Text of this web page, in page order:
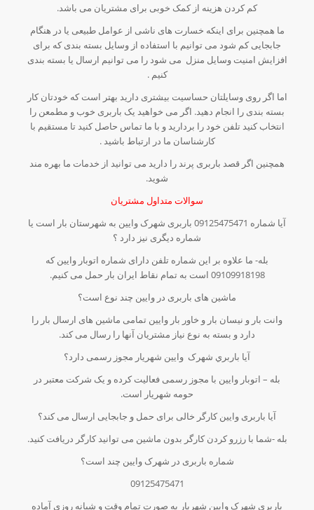
کم کردن هزینه از کمک خوبی برای مشتریان می باشد.
ما همچنین برای اینکه خسارت های ناشی از عوامل طبیعی یا در هنگام
جابجایی کم شود می توانیم با استفاده از وسایل بسته بندی که برای
افزایش امنیت وسایل منزل می شود را می توانیم ارسال یا بسته بندی
کنیم .
اما اگر روی وسایلتان حساسیت بیشتری دارید بهتر است که خودتان کار
بسته بندی را انجام دهید. اگر می خواهید یک باربری خوب و مطمعن را
انتخاب کنید تلفن خود را بردارید و با ما تماس حاصل کنید تا مستقیم با
کارشناسان ما در ارتباط باشید .
همچنین اگر قصد باربری پرند را دارید می توانید از خدمات ما بهره مند
شوید.
سوالات متداول مشتریان
آیا شماره 09125475471 باربری شهرک وایین به شهرستان بار است یا
شماره دیگری نیز دارد ؟
بله- ما علاوه بر این شماره تلفن دارای شماره اتوبار وایین که
09109918198 است به تمام نقاط ایران بار حمل می کنیم.
ماشین های باربری در وایین چند نوع است؟
وانت بار و نیسان بار و خاور بار وایین تمامی ماشین های ارسال بار را
دارد و بسته به نوع نیاز مشتریان آنها را رسال می کند.
آیا باربري شهرک وایین شهریار مجوز رسمی دارد؟
بله – اتوبار وایین با مجوز رسمی فعالیت کرده و یک شرکت معتبر در
حومه شهریار است.
آیا باربری وایین کارگر خالی برای حمل و جابجایی ارسال می کند؟
بله -شما با رزرو کردن کارگر بدون ماشین می توانید کارگر دریافت کنید.
شماره باربری در شهرک وایین چند است؟
09125475471
باربري شهرک وایین شهریار به صورت تمام وقت و شبانه روزی آماده